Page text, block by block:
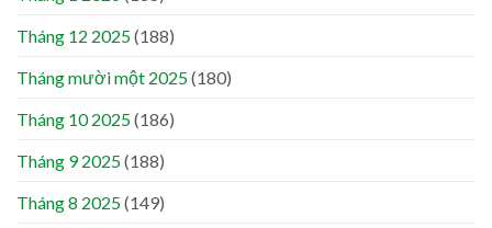
Tháng 12 2025(188)
Tháng mười một 2025(180)
Tháng 10 2025(186)
Tháng 9 2025(188)
Tháng 8 2025(149)